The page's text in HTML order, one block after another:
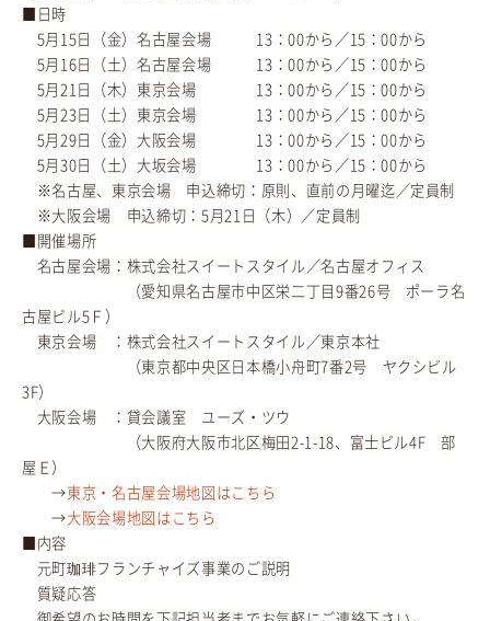
■日時
5月15日（金）名古屋会場 13：00から／15：00から
5月16日（土）名古屋会場 13：00から／15：00から
5月21日（木）東京会場 13：00から／15：00から
5月23日（土）東京会場 13：00から／15：00から
5月29日（金）大阪会場 13：00から／15：00から
5月30日（土）大坂会場 13：00から／15：00から
※名古屋、東京会場 申込締切：原則、直前の月曜迄／定員制
※大阪会場 申込締切：5月21日（木）／定員制
■開催場所
名古屋会場：株式会社スイートスタイル／名古屋オフィス
（愛知県名古屋市中区栄二丁目9番26号 ポーラ名
古屋ビル5Ｆ）
東京会場 ：株式会社スイートスタイル／東京本社
（東京都中央区日本橋小舟町7番2号 ヤクシビル
3F）
大阪会場 ：貸会議室 ユーズ・ツウ
（大阪府大阪市北区梅田2-1-18、富士ビル4F 部
屋Ｅ）
→東京・名古屋会場地図はこちら
→大阪会場地図はこちら
■内容
元町珈琲フランチャイズ事業のご説明
質疑応答